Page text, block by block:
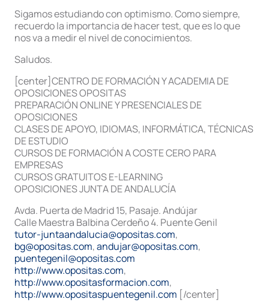
Sigamos estudiando con optimismo. Como siempre,
recuerdo la importancia de hacer test, que es lo que
nos va a medir el nivel de conocimientos.
Saludos.
[center]CENTRO DE FORMACIÓN Y ACADEMIA DE
OPOSICIONES OPOSITAS
PREPARACIÓN ONLINE Y PRESENCIALES DE
OPOSICIONES
CLASES DE APOYO, IDIOMAS, INFORMÁTICA, TÉCNICAS
DE ESTUDIO
CURSOS DE FORMACIÓN A COSTE CERO PARA
EMPRESAS
CURSOS GRATUITOS E-LEARNING
OPOSICIONES JUNTA DE ANDALUCÍA
Avda. Puerta de Madrid 15, Pasaje. Andújar
Calle Maestra Balbina Cerdeño 4. Puente Genil
tutor-juntaandalucia@opositas.com,
bg@opositas.com,andujar@opositas.com,
puentegenil@opositas.com
http://www.opositas.com,
http://www.opositasformacion.com,
http://www.opositaspuentegenil.com [/center]